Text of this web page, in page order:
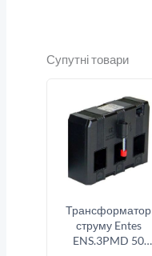
Супутні товари
Трансформатор
струму Entes
ENS.3PMD 50